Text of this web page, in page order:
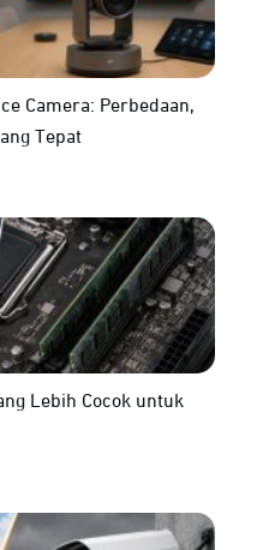
Camera: Perbedaan,
Tepat
Lebih Cocok untuk